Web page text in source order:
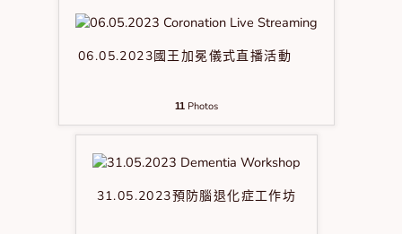
06.05.2023國王加冕儀式直播活動
11 Photos
31.05.2023預防腦退化症工作坊